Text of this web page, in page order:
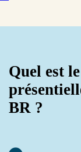
Quel est
BR ?